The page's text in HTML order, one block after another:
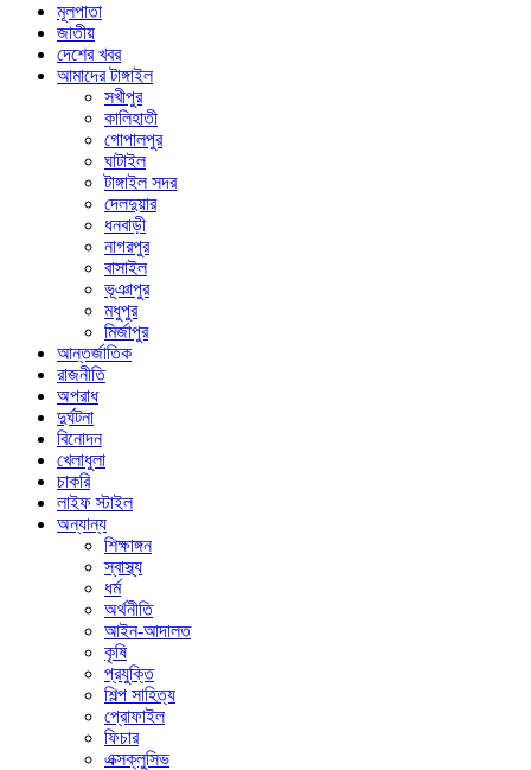
মূলপাতা
জাতীয়
দেশের খবর
আমাদের টাঙ্গাইল
সখীপুর
কালিহাতী
গোপালপুর
ঘাটাইল
টাঙ্গাইল সদর
দেলদুয়ার
ধনবাড়ী
নাগরপুর
বাসাইল
ভূঞাপুর
মধুপুর
মির্জাপুর
আন্তর্জাতিক
রাজনীতি
অপরাধ
দুর্ঘটনা
বিনোদন
খেলাধুলা
চাকরি
লাইফ স্টাইল
অন্যান্য
শিক্ষাঙ্গন
স্বাস্থ্য
ধর্ম
অর্থনীতি
আইন-আদালত
কৃষি
প্রযুক্তি
শিল্প সাহিত্য
প্রোফাইল
ফিচার
এক্সক্লুসিভ